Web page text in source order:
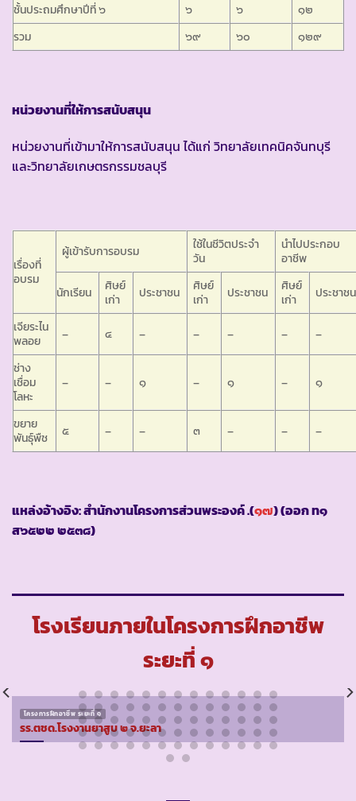
ชั้นประถมศึกษาปีที่ ๖
๖ ๖
๑๒
รวม
๖๙ ๖๐ ๑๒๙
หน่วยงานที่ให้การสนับสนุน
หน่วยงานที่เข้ามาให้การสนับสนุน ได้แก่ วิทยาลัยเทคนิคจันทบุรี
และวิทยาลัยเกษตรกรรมชลบุรี
เรื่องที่
อบรม
ผู้เข้ารับการอบรม
ใช้ในชีวิตประจำ
วัน
นำไปประกอบ
อาชีพ
นักเรียน
ศิษย์
เก่า
ประชาชน
ศิษย์
เก่า
ประชาชน
ศิษย์
เก่า
ประชาชน
เจียระไน
พลอย
– ๔ – – – –
–
ช่าง
เชื่อม
โลหะ
– – ๑ – ๑ – ๑
ขยาย
พันธุ์พืช
๕ – – ๓ – – –
แหล่งอ้างอิง: สำนักงานโครงการส่วนพระองค์ .(๑๗) (ออก ท๑
ส๖๕๒๒ ๒๕๓๘)
โรงเรียนภายในโครงการฝึกอาชีพ
ระยะที่ ๑
โครงการฝึกอาชีพ ระยะที่ ๑
รร.ตชด.โรงงานยาสูบ ๒ จ.ยะลา